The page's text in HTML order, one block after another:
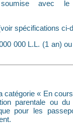
avec le
spécifications ci-
000 L.L. (1 an)
catégorie « En
parentale ou
pour les